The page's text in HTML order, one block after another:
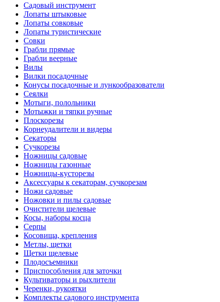
Садовый инструмент
Лопаты штыковые
Лопаты совковые
Лопаты туристические
Совки
Грабли прямые
Грабли веерные
Вилы
Вилки посадочные
Конусы посадочные и лункообразователи
Сеялки
Мотыги, полольники
Мотыжки и тяпки ручные
Плоскорезы
Корнеудалители и видеры
Секаторы
Сучкорезы
Ножницы садовые
Ножницы газонные
Ножницы-кусторезы
Аксессуары к секаторам, сучкорезам
Ножи садовые
Ножовки и пилы садовые
Очистители щелевые
Косы, наборы косца
Серпы
Косовища, крепления
Метлы, щетки
Щетки щелевые
Плодосъемники
Приспособления для заточки
Культиваторы и рыхлители
Черенки, рукоятки
Комплекты садового инструмента